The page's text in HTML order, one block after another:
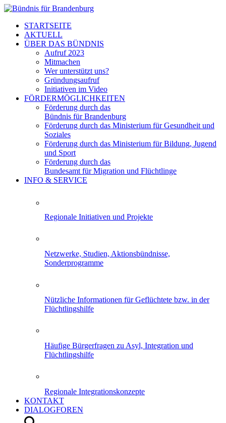
STARTSEITE
AKTUELL
ÜBER DAS BÜNDNIS
Aufruf 2023
Mitmachen
Wer unterstützt uns?
Gründungsaufruf
Initiativen im Video
FÖRDERMÖGLICHKEITEN
Förderung durch das
Bündnis für Brandenburg
Förderung durch das Ministerium für Gesundheit und
Soziales
Förderung durch das Ministerium für Bildung, Jugend
und Sport
Förderung durch das
Bundesamt für Migration und Flüchtlinge
INFO & SERVICE
Regionale Initiativen und Projekte
Netzwerke, Studien, Aktionsbündnisse,
Sonderprogramme
Nützliche Informationen für Geflüchtete bzw. in der
Flüchtlingshilfe
Häufige Bürgerfragen zu Asyl, Integration und
Flüchtlingshilfe
Regionale Integrationskonzepte
KONTAKT
DIALOGFOREN